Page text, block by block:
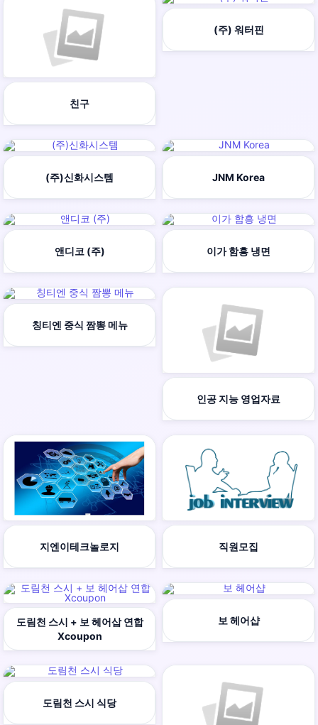
친구
(주) 워터핀
(주)신화시스템 JNM Korea
앤디코 (주) 이가 함흥 냉면
칭티엔 중식 짬뽕 메뉴
인공 지능 영업자료
지엔이테크놀로지 직원모집
도림천 스시 + 보 헤어삽 연합
Xcoupon
보 헤어샵
도림천 스시 식당